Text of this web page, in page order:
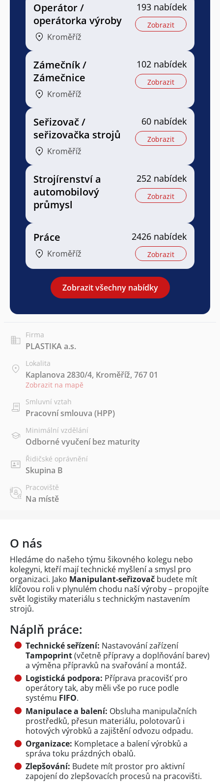
Operátor /
operátorka výroby
Kroměříž
193 nabídek
Zobrazit
Zámečník /
Zámečnice
Kroměříž
102 nabídek
Zobrazit
Seřizovač /
seřizovačka strojů
Kroměříž
60 nabídek
Zobrazit
Strojírenství a
automobilový
průmysl
252 nabídek
Zobrazit
Práce
Kroměříž
2426 nabídek
Zobrazit
Zobrazit všechny nabídky
Firma
PLASTIKA a.s.
Lokalita
Kaplanova 2830/4, Kroměříž, 767 01
Zobrazit na mapě
Smluvní vztah
Pracovní smlouva (HPP)
Minimální vzdělání
Odborné vyučení bez maturity
Řidičské oprávnění
Skupina B
Pracoviště
Na místě
O nás
Hledáme do našeho týmu šikovného kolegu nebo
kolegyni, kteří mají technické myšlení a smysl pro
organizaci. Jako Manipulant-seřizovač budete mít
klíčovou roli v plynulém chodu naší výroby – propojíte
svět logistiky materiálu s technickým nastavením
strojů.
Náplň práce:
Technické seřízení: Nastavování zařízení
Tampoprint(včetně přípravy a doplňování barev)
a výměna přípravků na svařování a montáž.
Logistická podpora: Příprava pracovišť pro
operátory tak, aby měli vše po ruce podle
systému FIFO.
Manipulace a balení: Obsluha manipulačních
prostředků, přesun materiálu, polotovarů i
hotových výrobků a zajištění odvozu odpadu.
Organizace: Kompletace a balení výrobků a
správa toku prázdných obalů.
Zlepšování: Budete mít prostor pro aktivní
zapojení do zlepšovacích procesů na pracovišti.